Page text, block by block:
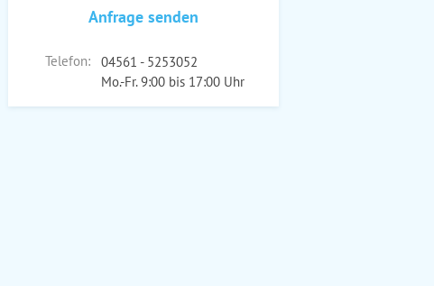
Anfrage senden
Telefon:
04561 - 5253052
Mo.-Fr. 9:00 bis 17:00 Uhr